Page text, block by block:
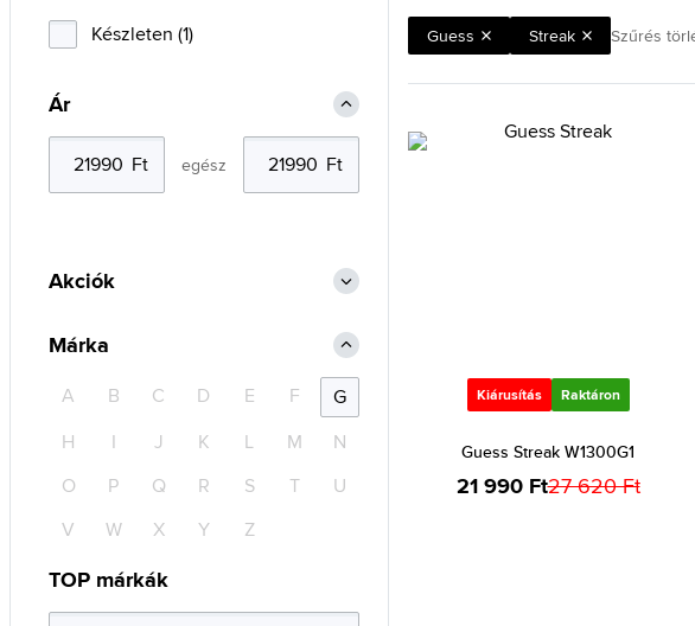
Guess Streak Szűrés
Kiárusítás Raktáron
Guess Streak W1300G1
21 990 Ft27 620 Ft
Készleten (1)
Ár
egész
Akciók
Márka
A B C D E F
G
H
I J K L M
N
O
P Q R S T
U
V
W X Y Z
TOP márkák